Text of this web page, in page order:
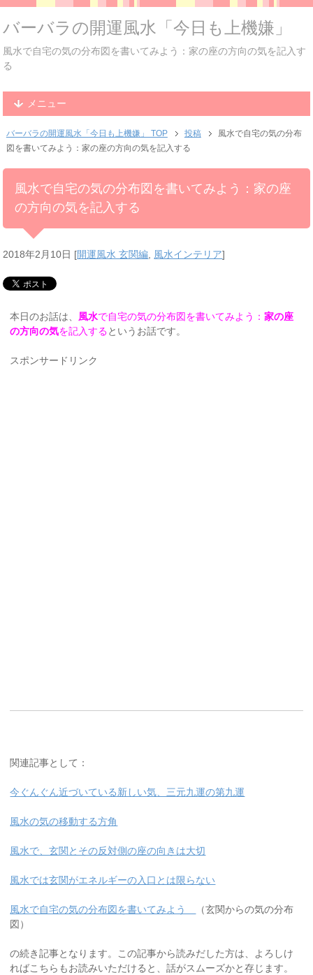
バーバラの開運風水「今日も上機嫌」
風水で自宅の気の分布図を書いてみよう：家の座の方向の気を記入す
る
メニュー
バーバラの開運風水「今日も上機嫌」 TOP 投稿
風水で自宅の気の分布
図を書いてみよう：家の座の方向の気を記入する
風水で自宅の気の分布図を書いてみよう：家の座
の方向の気を記入する
2018年2月10日 [開運風水 玄関編, 風水インテリア]
本日のお話は、 風水で自宅の気の分布図を書いてみよう：家の座
の方向の気を記入するというお話です。
スポンサードリンク
関連記事として：
今ぐんぐん近づいている新しい気、三元九運の第九運
風水の気の移動する方角
風水で、玄関とその反対側の座の向きは大切
風水では玄関がエネルギーの入口とは限らない
風水で自宅の気の分布図を書いてみよう
（玄関からの気の分布
図）
の続き記事となります。この記事から読みだした方は、よろしけ
ればこちらもお読みいただけると、話がスムーズかと存じます。